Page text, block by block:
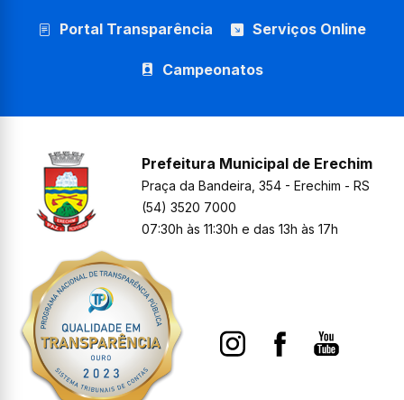
Portal Transparência Serviços Online
Campeonatos
Prefeitura Municipal de Erechim
Praça da Bandeira, 354 - Erechim - RS
(54) 3520 7000
07:30h às 11:30h e das 13h às 17h